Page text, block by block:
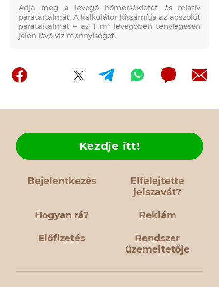
Adja meg a levegő hőmérsékletét és relatív
páratartalmát. A kalkulátor kiszámítja az abszolút
páratartalmat – az 1 m³ levegőben ténylegesen
jelen lévő víz mennyiségét.
Bejelentkezés
Elfelejtette
jelszavát?
Hogyan rá?
Kezdje itt!
Reklám
Előfizetés
Rendszer
üzemeltetője